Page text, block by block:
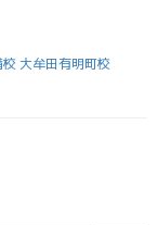
大牟田有明町校